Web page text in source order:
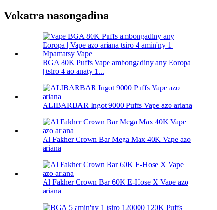
Vokatra nasongadina
BGA 80K Puffs Vape ambongadiny any Eoropa
| tsiro 4 ao anaty 1...
ALIBARBAR Ingot 9000 Puffs Vape azo ariana
Al Fakher Crown Bar Mega Max 40K Vape azo
ariana
Al Fakher Crown Bar 60K E-Hose X Vape azo
ariana